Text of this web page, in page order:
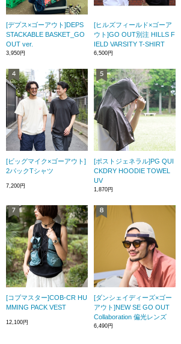
[デプス×ゴーアウト]DEPS
STACKABLE BASKET_GO
OUT ver.
3,950円
[ヒルズフィールド×ゴーア
ウト]GO OUT別注 HILLS F
IELD VARSITY T-SHIRT
6,500円
[ビッグマイク×ゴーアウト]
2パックTシャツ
7,200円
[ポストジェネラル]PG QUI
CKDRY HOODIE TOWEL
UV
1,870円
[コブマスター]COB-CR HU
MMING PACK VEST
12,100円
[ダンシェイディーズ×ゴー
アウト]NEW SE GO OUT
Collaboration 偏光レンズ
6,490円